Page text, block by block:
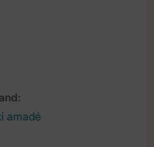
amadé